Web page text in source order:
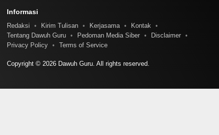
Informasi
Redaksi Kirim Tulisan Kerjasama
Kontak
Tentang Dawuh Guru
Pedoman Media Siber
Disclaimer
Privacy Policy
Terms of Service
Copyright © 2026 Dawuh Guru. All rights reserved.